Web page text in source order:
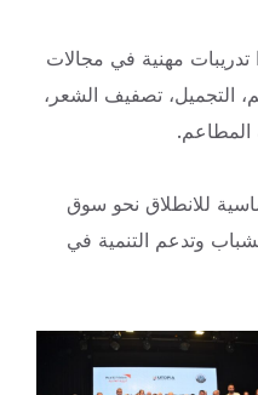
أنهوا تدريبات مهنية في مجالات
التجميل، تصفيف الشعر،
المطاعم.
للانطلاق نحو سوق
وتدعم التنمية في